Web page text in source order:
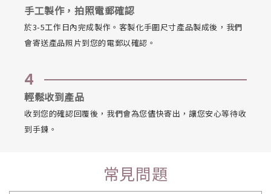
手工製作，拍照電郵確認
於3-5工作日內完成製作。客製化手圍尺寸產品製成後，我們
會寄送產品照片到您的電郵以確認。
4
輕鬆收到產品
收到您的確認回覆後，我們會為您儘快寄出，讓您安心等待收
到手鍊。
常見問題